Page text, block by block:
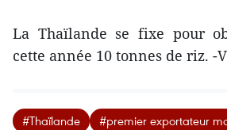
La Thaïlande se fixe pour
cette année 10 tonnes de riz. -
#Thaïlande
#premier exportateur